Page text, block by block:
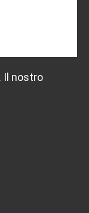
Il nostro